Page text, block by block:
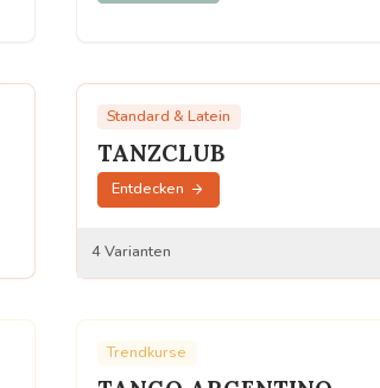
Standard & Latein
TANZCLUB
Entdecken
4Varianten
TanzClub Gold
Trendkurse